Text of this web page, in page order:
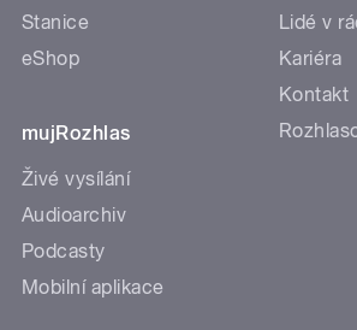
Stanice
eShop
mujRozhlas
Živé vysílání
Audioarchiv
Podcasty
Mobilní aplikace
Lidé v
Kariéra
Kontakt